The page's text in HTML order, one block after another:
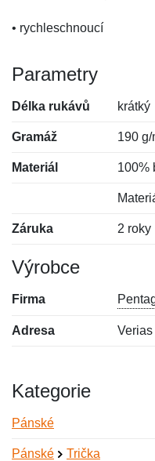
• rychleschnoucí
Parametry
Délka rukávů krátký
Gramáž 190 g/
Materiál 100%
Záruka 2 roky
Výrobce
Firma
Adresa
Kategorie
Pánské
Pánské Trička